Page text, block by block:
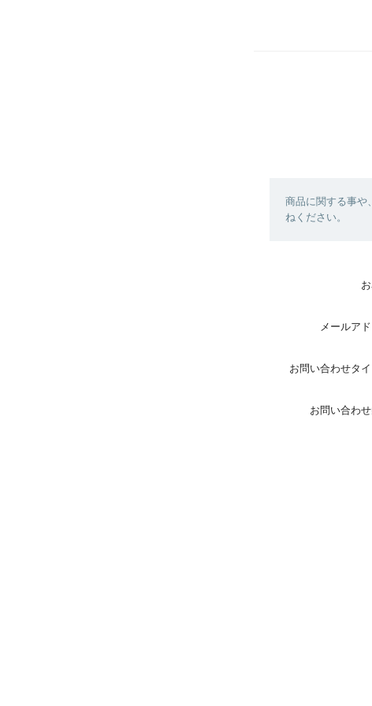
商品に関する事や
ねください。
メールア
お問い合わせタ
お問い合わ